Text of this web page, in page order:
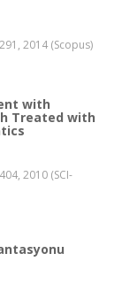
2014 (Scopus)
with
Treated with
2010 (SCI-